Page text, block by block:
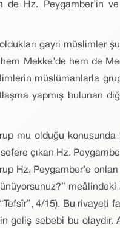
de Hz. Peygamber’in
gayri müslimler şu
Mekke’de hem de
müslümanlarla
yapmış bulunan
mu olduğu konusunda
çıkan Hz.
Hz. Peygamber’e
4/15). Bu rivayeti
geliş sebebi bu